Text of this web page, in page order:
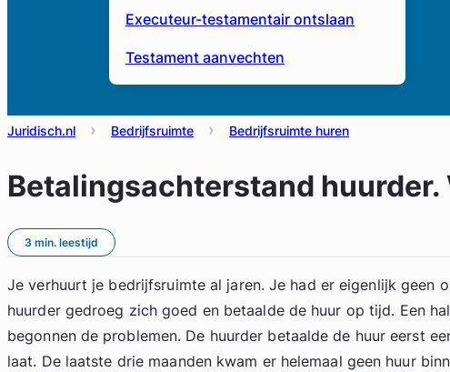
Executeur-testamentair ontslaan
Testament aanvechten
Juridisch.nl Bedrijfsruimte Bedrijfsruimte huren
Betalingsachterstand huurder.
3 min. leestijd
Je verhuurt je bedrijfsruimte al jaren. Je had er eigenlijk geen
huurder gedroeg zich goed en betaalde de huur op tijd. Een
begonnen de problemen. De huurder betaalde de huur eerst
laat. De laatste drie maanden kwam er helemaal geen huur